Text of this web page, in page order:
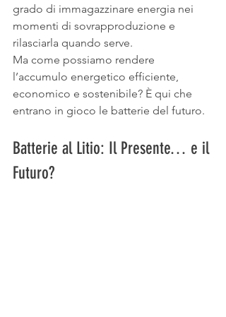
grado di immagazzinare energia nei
momenti di sovrapproduzione e
rilasciarla quando serve.
Ma come possiamo rendere
l’accumulo energetico efficiente,
economico e sostenibile? È qui che
entrano in gioco le batterie del futuro.
Batterie al Litio: Il Presente… e il
Futuro?